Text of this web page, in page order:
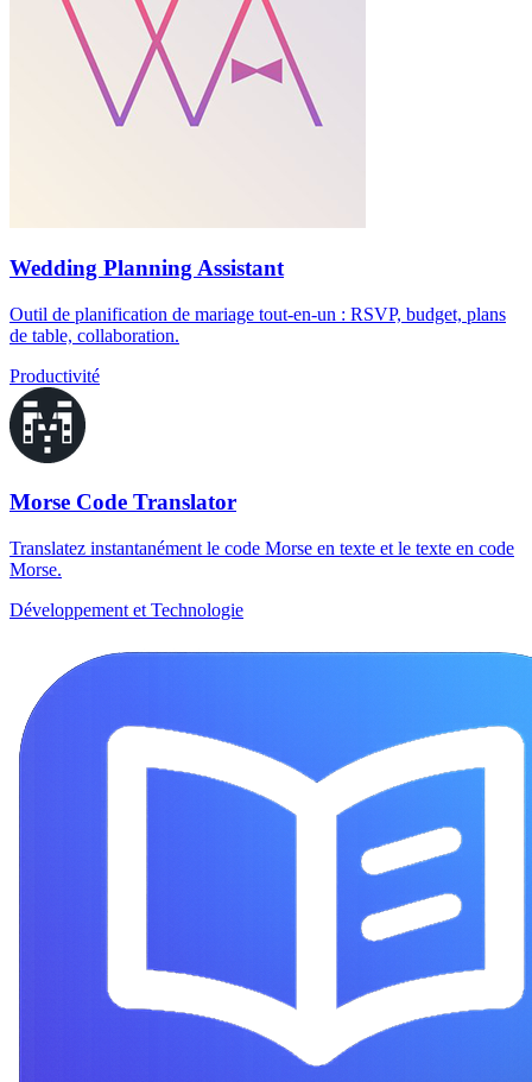
Wedding Planning Assistant
Outil de planification de mariage tout-en-un : RSVP, budget, plans
de table, collaboration.
Productivité
Morse Code Translator
Translatez instantanément le code Morse en texte et le texte en code
Morse.
Développement et Technologie